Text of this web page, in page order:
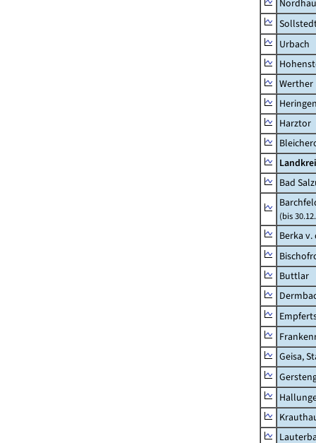
Urbach
Werther
Harztor
Bad
(bis
Berka v.
Buttlar
Geisa,